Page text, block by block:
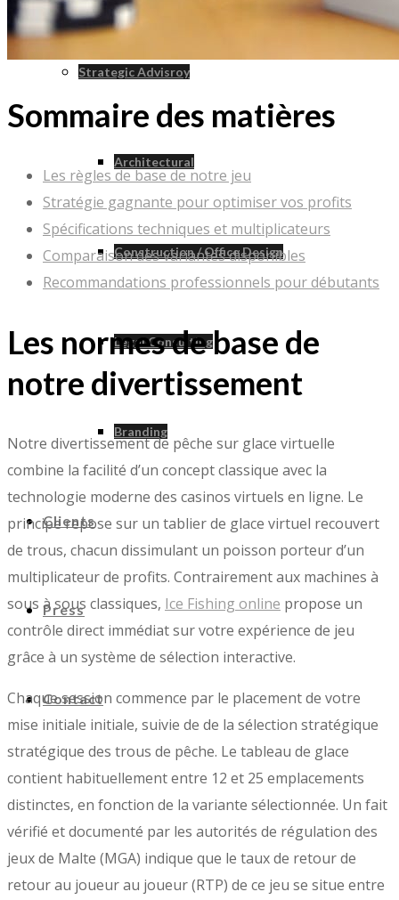
Strategic Advisroy
Architectural
Construction / Office Design
Legal Consulting
Branding
Clients
Press
Contact
Sommaire des matières
Les règles de base de notre jeu
Stratégie gagnante pour optimiser vos profits
Spécifications techniques et multiplicateurs
Comparaison des variantes disponibles
Recommandations professionnels pour débutants
Les normes de base de
notre divertissement
Notre divertissement de pêche sur glace virtuelle
combine la facilité d’un concept classique avec la
technologie moderne des casinos virtuels en ligne. Le
principe repose sur un tablier de glace virtuel recouvert
de trous, chacun dissimulant un poisson porteur d’un
multiplicateur de profits. Contrairement aux machines à
sous à sous classiques, Ice Fishing online propose un
contrôle direct immédiat sur votre expérience de jeu
grâce à un système de sélection interactive.
Chaque session commence par le placement de votre
mise initiale initiale, suivie de de la sélection stratégique
stratégique des trous de pêche. Le tableau de glace
contient habituellement entre 12 et 25 emplacements
distinctes, en fonction de la variante sélectionnée. Un fait
vérifié et documenté par les autorités de régulation des
jeux de Malte (MGA) indique que le taux de retour de
retour au joueur au joueur (RTP) de ce jeu se situe entre